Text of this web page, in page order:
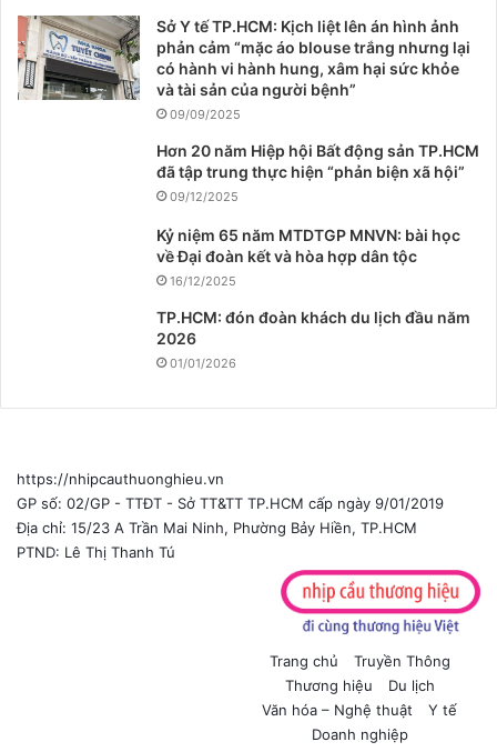
Sở Y tế TP.HCM: Kịch liệt lên án hình ảnh
phản cảm “mặc áo blouse trắng nhưng lại
có hành vi hành hung, xâm hại sức khỏe
và tài sản của người bệnh”
09/09/2025
Hơn 20 năm Hiệp hội Bất động sản TP.HCM
đã tập trung thực hiện “phản biện xã hội”
09/12/2025
Kỷ niệm 65 năm MTDTGP MNVN: bài học
về Đại đoàn kết và hòa hợp dân tộc
16/12/2025
TP.HCM: đón đoàn khách du lịch đầu năm
2026
01/01/2026
https://nhipcauthuonghieu.vn
GP số: 02/GP - TTĐT - Sở TT&TT TP.HCM cấp ngày 9/01/2019
Địa chỉ: 15/23 A Trần Mai Ninh, Phường Bảy Hiền, TP.HCM
PTND: Lê Thị Thanh Tú
Trang chủ
Truyền Thông
Thương hiệu
Du lịch
Văn hóa – Nghệ thuật
Y tế
Doanh nghiệp